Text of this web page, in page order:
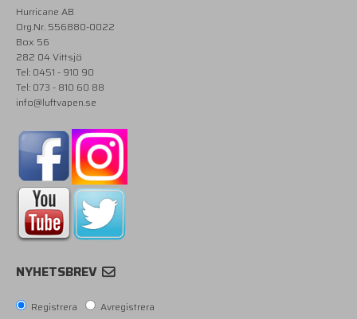
Hurricane AB
Org.Nr. 556880-0022
Box 56
282 04 Vittsjö
Tel: 0451 - 910 90
Tel: 073 - 810 60 88
info@luftvapen.se
NYHETSBREV
Registrera Avregistrera